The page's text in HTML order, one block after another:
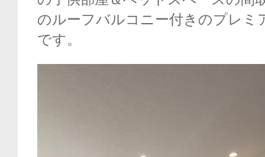
のルーフバルコニー付きのプレミ
です。